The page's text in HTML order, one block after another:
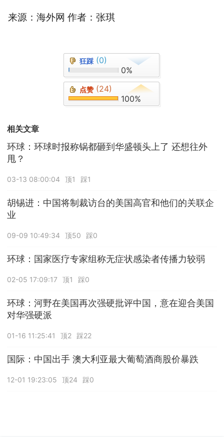
来源：海外网 作者：张琪
狂踩 (0)
0%
点赞 (24)
100%
相关文章
环球：环球时报称锅都砸到华盛顿头上了 还想往外
甩？
03-13 08:00:04 顶1 踩1
胡锡进：中国将制裁访台的美国高官和他们的关联企
业
09-09 10:49:34 顶50 踩0
环球：国家医疗专家组称无症状感染者传播力较弱
02-05 17:09:17 顶1 踩0
环球：河野在美国再次强硬批评中国，意在迎合美国
对华强硬派
01-16 11:25:41 顶2 踩22
国际：中国出手 澳大利亚最大葡萄酒商股价暴跌
12-01 19:23:05 顶24 踩0